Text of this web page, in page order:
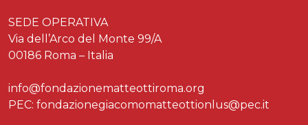
SEDE OPERATIVA
Via dell’Arco del Monte 99/A
00186 Roma – Italia
info@fondazionematteottiroma.org
PEC: fondazionegiacomomatteottionlus@pec.it